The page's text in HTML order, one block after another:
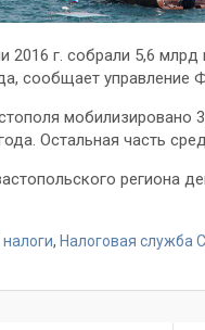
2016 г. собрали 5,6
сообщает
мобилизировано
Остальная часть
региона
налоги, Налоговая служба